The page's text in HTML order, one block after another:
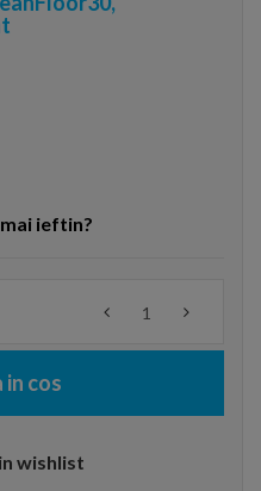
ieftin?
cos
wishlist